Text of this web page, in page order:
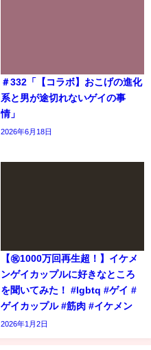
＃332「【コラボ】おこげの進化
系と男が途切れないゲイの事
情」
2026年6月18日
【㊗️1000万回再生超！】イケメ
ンゲイカップルに好きなところ
を聞いてみた！ #lgbtq #ゲイ #
ゲイカップル #筋肉 #イケメン
2026年1月2日